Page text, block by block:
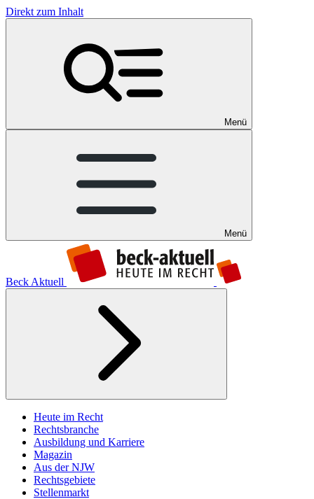
Direkt zum Inhalt
Menü
Menü
Beck Aktuell
Heute im Recht
Rechtsbranche
Ausbildung und Karriere
Magazin
Aus der NJW
Rechtsgebiete
Stellenmarkt